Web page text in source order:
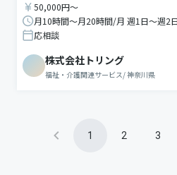
50,000円〜
月10時間〜月20時間/月 週1日〜週2
応相談
株式会社トリング
福祉・介護関連サービス/神奈川県
1 2 3